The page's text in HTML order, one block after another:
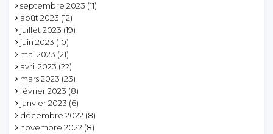
septembre 2023 (11)
août 2023 (12)
juillet 2023 (19)
juin 2023 (10)
mai 2023 (21)
avril 2023 (22)
mars 2023 (23)
février 2023 (8)
janvier 2023 (6)
décembre 2022 (8)
novembre 2022 (8)